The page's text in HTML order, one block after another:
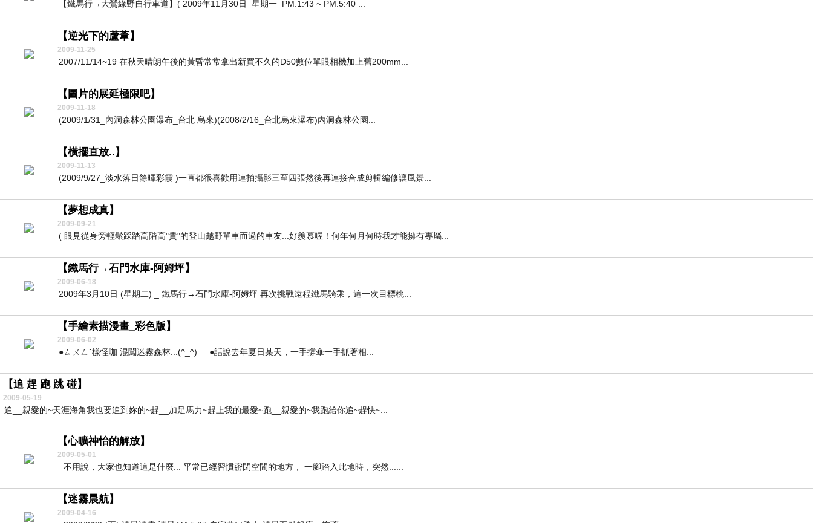
【鐵馬行→大鶯綠野自行車道】( 2009年11月30日_星期一_PM.1:43 ~ PM.5:40 ...
【逆光下的蘆葦】
2009-11-25
2007/11/14~19 在秋天晴朗午後的黃昏常常拿出新買不久的D50數位單眼相機加上舊200mm...
【圖片的展延極限吧】
2009-11-18
(2009/1/31_內洞森林公園瀑布_台北 烏來)(2008/2/16_台北烏來瀑布)內洞森林公園...
【橫擺直放..】
2009-11-13
(2009/9/27_淡水落日餘暉彩霞 )一直都很喜歡用連拍攝影三至四張然後再連接合成剪輯編修讓風景...
【夢想成真】
2009-09-21
( 眼見從身旁輕鬆踩踏高階高"貴"的登山越野單車而過的車友...好羨慕喔！何年何月何時我才能擁有專屬...
【鐵馬行→石門水庫-阿姆坪】
2009-06-18
2009年3月10日 (星期二) _ 鐵馬行→石門水庫-阿姆坪 再次挑戰遠程鐵馬騎乘，這一次目標桃...
【手繪素描漫畫_彩色版】
2009-06-02
●ㄙㄨㄥˇ樣怪咖 混闖迷霧森林...(^_^) ●話說去年夏日某天，一手撐傘一手抓著相...
【追 趕 跑 跳 碰】
2009-05-19
追__親愛的~天涯海角我也要追到妳的~趕__加足馬力~趕上我的最愛~跑__親愛的~我跑給你追~趕快~...
【心曠神怡的解放】
2009-05-01
不用說，大家也知道這是什麼... 平常已經習慣密閉空間的地方， 一腳踏入此地時，突然......
【迷霧晨航】
2009-04-16